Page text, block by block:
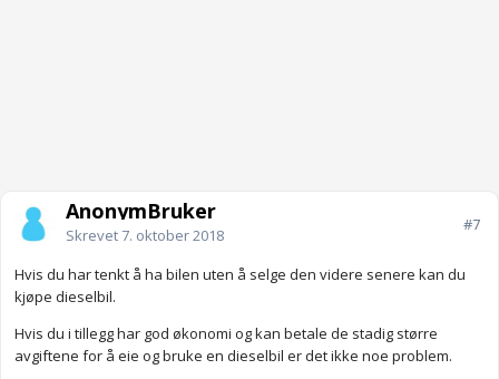
AnonymBruker
Skrevet7. oktober 2018
#7
Hvis du har tenkt å ha bilen uten å selge den videre senere kan du
kjøpe dieselbil.
Hvis du i tillegg har god økonomi og kan betale de stadig større
avgiftene for å eie og bruke en dieselbil er det ikke noe problem.